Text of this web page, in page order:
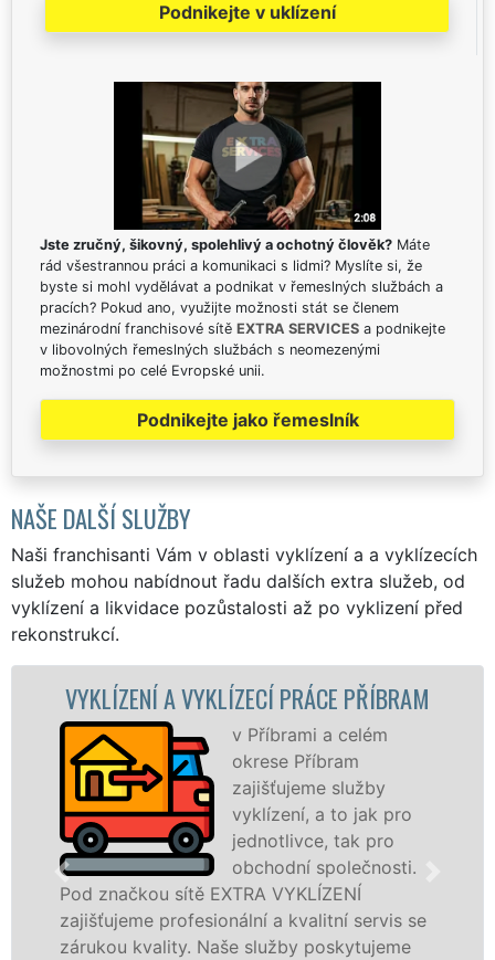
Podnikejte v uklízení
Jste zručný, šikovný, spolehlivý a ochotný člověk? Máte
rád všestrannou práci a komunikaci s lidmi? Myslíte si, že
byste si mohl vydělávat a podnikat v řemeslných službách a
pracích? Pokud ano, využijte možnosti stát se členem
mezinárodní franchisové sítě EXTRA SERVICES a podnikejte
v libovolných řemeslných službách s neomezenými
možnostmi po celé Evropské unii.
Podnikejte jako řemeslník
NAŠE DALŠÍ SLUŽBY
Naši franchisanti Vám v oblasti vyklízení a a vyklízecích
služeb mohou nabídnout řadu dalších extra služeb, od
vyklízení a likvidace pozůstalosti až po vyklizení před
rekonstrukcí.
A VYKLÍZECÍ PRÁCE PŘÍBRAM
v Příbrami a celém
okrese Příbram
zajišťujeme služby
vyklízení, a to jak pro
jednotlivce, tak pro
obchodní společnosti.
sítě EXTRA VYKLÍZENÍ
profesionální a kvalitní servis se
Naše služby poskytujeme
jak
zárukou